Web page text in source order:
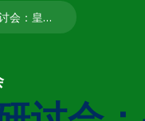
网络研讨会：皇家加勒比的人工智能可持续发展战略